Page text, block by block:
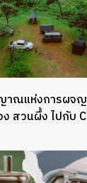
ณแห่งการผจญ
สวนผึ้ง ไปกับ